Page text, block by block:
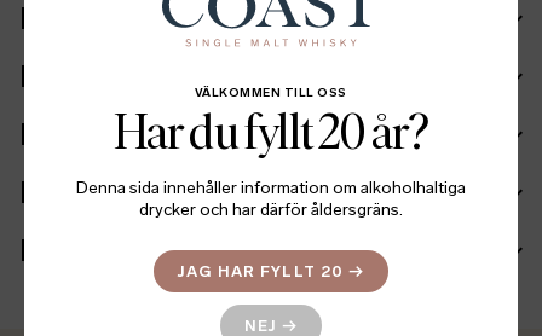
Ingående fat
Ingredienser
Fakta
Batch info
Mer information
VÄLKOMMEN TILL OSS
Har du fyllt 20 år?
Denna sida innehåller information om alkoholhaltiga
drycker och har därför åldersgräns.
JAG HAR FYLLT 20 →
NEJ →